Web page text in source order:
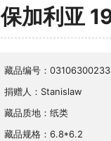
保加利亚
藏品编号：
捐赠人：Stanislaw
藏品质地：纸类
藏品规格：6.8*6.2